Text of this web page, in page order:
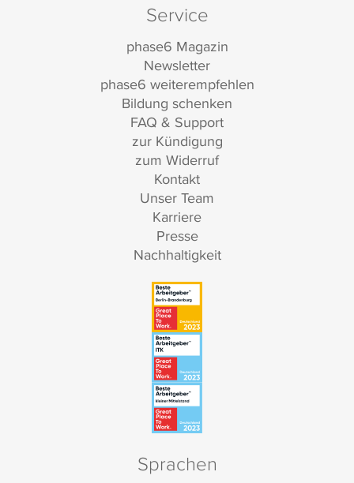
Service
phase6 Magazin
Newsletter
phase6 weiterempfehlen
Bildung schenken
FAQ & Support
zur Kündigung
zum Widerruf
Kontakt
Unser Team
Karriere
Presse
Nachhaltigkeit
Sprachen